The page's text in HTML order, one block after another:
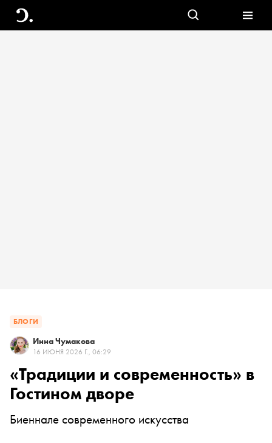
БЛОГИ
Инна Чумакова
16 ИЮНЯ 2026 Г., 06:29
«Традиции и современность» в
Гостином дворе
Биеннале современного искусства